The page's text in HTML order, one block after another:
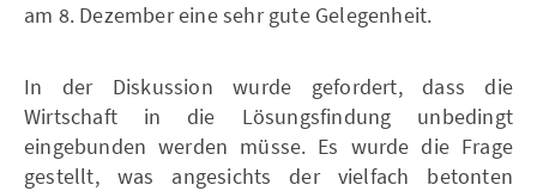
am 8. Dezember eine sehr gute Gelegenheit.
In der Diskussion wurde gefordert, dass die
Wirtschaft in die Lösungsfindung unbedingt
eingebunden werden müsse. Es wurde die Frage
gestellt, was angesichts der vielfach betonten